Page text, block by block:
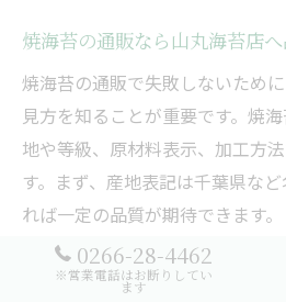
焼海苔の通販なら山丸海苔店
焼海苔の通販で失敗しないため
見方を知ることが重要です。焼
地や等級、原材料表示、加工方法
す。まず、産地表記は千葉県など
れば一定の品質が期待できます。
また、等級や「初摘み」などの
質を判断する大切な指標です。
0266-28-4462
※営業電話はお断りしてい
ます